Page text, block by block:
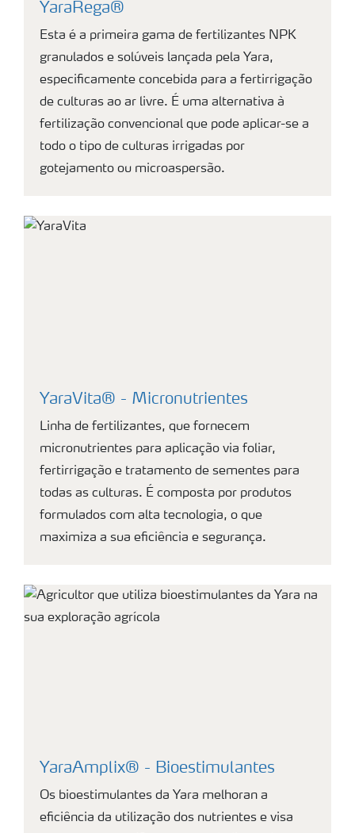
YaraRega®
Esta é a primeira gama de fertilizantes NPK
granulados e solúveis lançada pela Yara,
especificamente concebida para a fertirrigação
de culturas ao ar livre. É uma alternativa à
fertilização convencional que pode aplicar-se a
todo o tipo de culturas irrigadas por
gotejamento ou microaspersão.
YaraVita® - Micronutrientes
Linha de fertilizantes, que fornecem
micronutrientes para aplicação via foliar,
fertirrigação e tratamento de sementes para
todas as culturas. É composta por produtos
formulados com alta tecnologia, o que
maximiza a sua eficiência e segurança.
YaraAmplix® - Bioestimulantes
Os bioestimulantes da Yara melhoran a
eficiência da utilização dos nutrientes e visa